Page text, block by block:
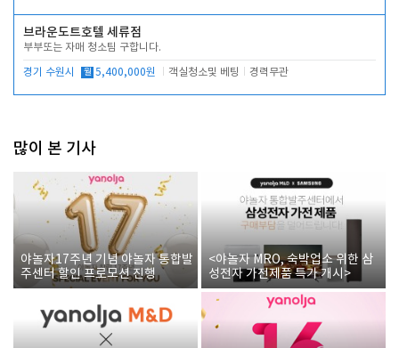
브라운도트호텔 세류점
부부또는 자매 청소팀 구합니다.
경기 수원시 월 5,400,000원 객실청소및 베팅 경력무관
많이 본 기사
야놀자17주년 기념 야놀자 통합발
주센터 할인 프로모션 진행
<야놀자 MRO, 숙박업소 위한 삼
성전자 가전제품 특가 개시>